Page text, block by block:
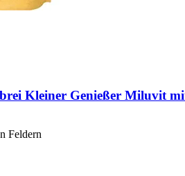
Kleiner Genießer Miluvit
Feldern